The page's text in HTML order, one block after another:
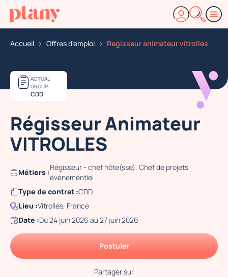
Accueil Offres d'emploi Regisseur animateur vitrolles
ACTUAL
GROUP
CDD
Régisseur Animateur
VITROLLES
Métiers :
Régisseur - chef hôte(sse), Chef de projets
événementiel
Type de contrat :CDD
Lieu :Vitrolles, France
Date :Du 24 juin 2026 au 27 juin 2026
Postuler
Partager sur